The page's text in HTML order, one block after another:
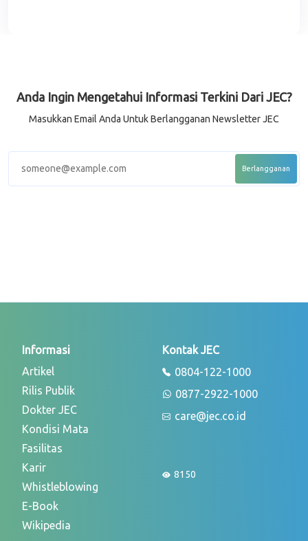
Anda Ingin Mengetahui Informasi Terkini Dari JEC?
Masukkan Email Anda Untuk Berlangganan Newsletter JEC
Informasi
Artikel
Rilis Publik
Dokter JEC
Kondisi Mata
Fasilitas
Karir
Whistleblowing
E-Book
Wikipedia
Kontak JEC
0804-122-1000
0877-2922-1000
care@jec.co.id
8150